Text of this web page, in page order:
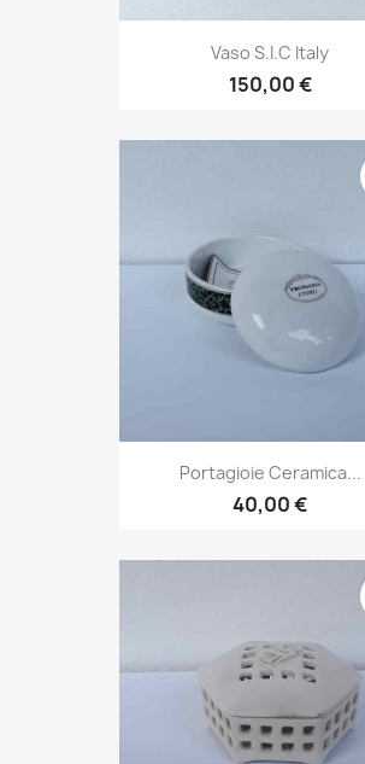
Vaso S.i.c Italy
150,00 €
Portagioie Ceramica...
40,00 €